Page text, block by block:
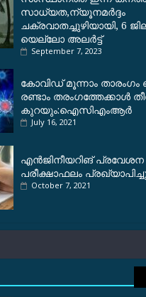
സാധ്യത,ന്യൂനമര്‍ദ്ദം
ചക്രവാതച്ചുഴിയായി, 6
യെല്ലോ അലര്‍ട്ട്
September 7, 2023
കോവിഡ് മൂന്നാം താരംഗം
രണ്ടാം തരംഗത്തേക്കാൾ
കുറയും:ഐസിഎംആർ
July 16, 2021
എൻജിനീയറിങ് പ്രവേശന
പരീക്ഷാഫലം
October 7, 2021